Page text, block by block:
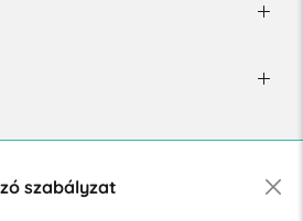
szabályzat